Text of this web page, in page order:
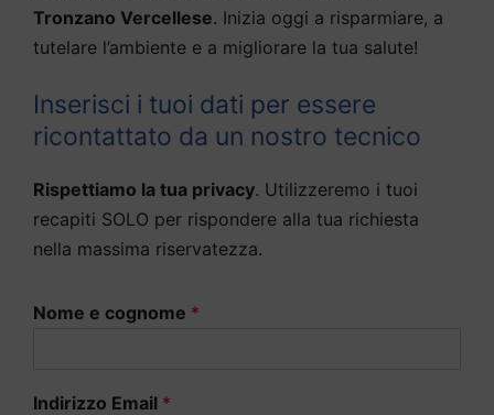
Tronzano Vercellese. Inizia oggi a risparmiare, a
tutelare l’ambiente e a migliorare la tua salute!
Inserisci i tuoi dati per essere
ricontattato da un nostro tecnico
Rispettiamo la tua privacy. Utilizzeremo i tuoi
recapiti SOLO per rispondere alla tua richiesta
nella massima riservatezza.
Nome e cognome *
Indirizzo Email *